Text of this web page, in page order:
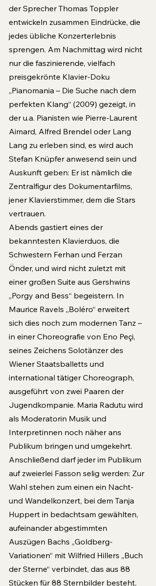
der Sprecher Thomas Toppler
entwickeln zusammen Eindrücke, die
jedes übliche Konzerterlebnis
sprengen. Am Nachmittag wird nicht
nur die faszinierende, vielfach
preisgekrönte Klavier-Doku
„Pianomania – Die Suche nach dem
perfekten Klang“ (2009) gezeigt, in
der u.a. Pianisten wie Pierre-Laurent
Aimard, Alfred Brendel oder Lang
Lang zu erleben sind, es wird auch
Stefan Knüpfer anwesend sein und
Auskunft geben: Er ist nämlich die
Zentralfigur des Dokumentarfilms,
jener Klavierstimmer, dem die Stars
vertrauen.
Abends gastiert eines der
bekanntesten Klavierduos, die
Schwestern Ferhan und Ferzan
Önder, und wird nicht zuletzt mit
einer großen Suite aus Gershwins
„Porgy and Bess“ begeistern. In
Maurice Ravels „Boléro“ erweitert
sich dies noch zum modernen Tanz –
in einer Choreografie von Eno Peçi,
seines Zeichens Solotänzer des
Wiener Staatsballetts und
international tätiger Choreograph,
ausgeführt von zwei Paaren der
Jugendkompanie. Maria Radutu wird
als Moderatorin Musik und
Interpretinnen noch näher ans
Publikum bringen und umgekehrt.
Anschließend darf jeder im Publikum
auf zweierlei Fasson selig werden: Zur
Wahl stehen zum einen ein Nacht-
und Wandelkonzert, bei dem Tanja
Huppert in bedachtsam gewählten,
aufeinander abgestimmten
Auszügen Bachs „Goldberg-
Variationen“ mit Wilfried Hillers „Buch
der Sterne“ verbindet, das aus 88
Stücken für 88 Sternbilder besteht,